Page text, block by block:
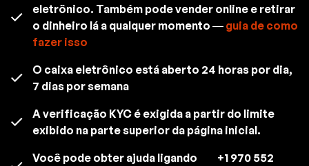
eletrônico. Também pode vender online e retirar
o dinheiro lá a qualquer momento — guia de como
fazer isso
O caixa eletrônico está aberto 24 horas por dia,
7 dias por semana
A verificação KYC é exigida a partir do limite
exibido na parte superior da página inicial.
Você pode obter ajuda ligando
+1 970 552